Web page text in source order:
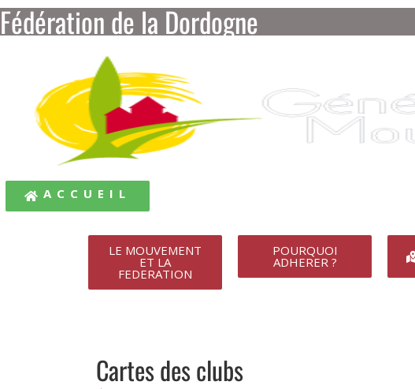
Fédération de la Dordogne
ACCUEIL
LE MOUVEMENT
ET LA
FEDERATION
POURQUOI
ADHERER ?
Cartes des clubs